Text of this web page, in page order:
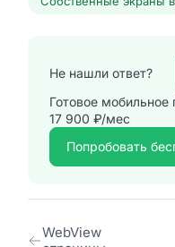
Не нашли ответ?
Готовое мобильное
17 900 ₽/мес
Попробовать
WebView